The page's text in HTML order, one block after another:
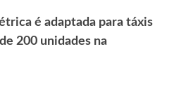
é adaptada para táxis
200 unidades na